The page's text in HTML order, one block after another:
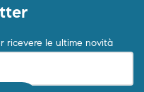
ricevere le ultime novità